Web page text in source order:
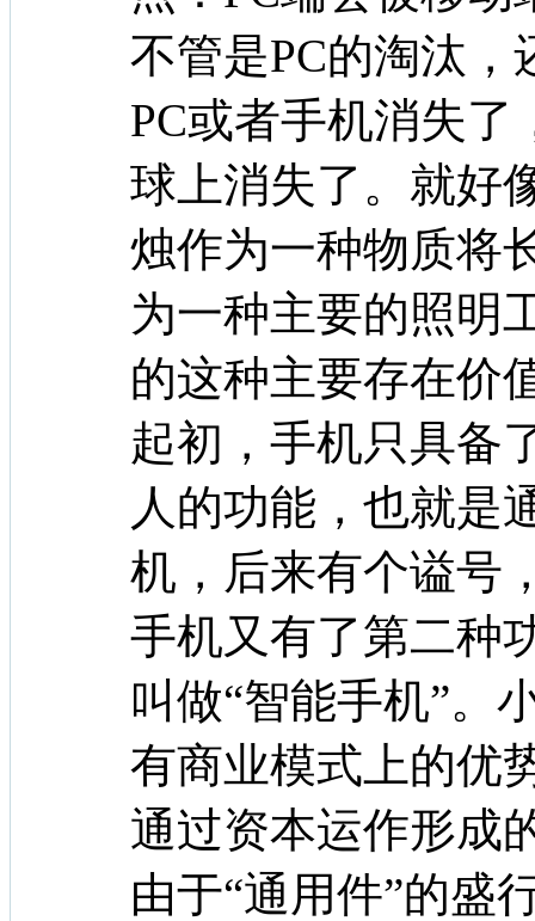
不管是PC的淘汰
PC或者手机消失
球上消失了。就好
烛作为一种物质将
为一种主要的照明
的这种主要存在价
起初，手机只具备
人的功能，也就是
机，后来有个谥号
手机又有了第二种
叫做“智能手机”。
有商业模式上的优
通过资本运作形成
由于“通用件”的盛